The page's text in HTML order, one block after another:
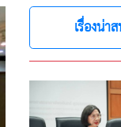
เรื่องน่า